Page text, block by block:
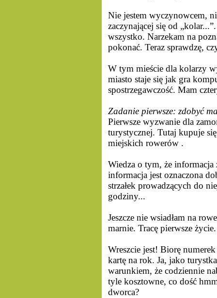
Nie jestem wyczynowcem,
zaczynającej się od
wszystko. Narzekam na
pokonać. Teraz sprawdzę,
W tym mieście dla kolarzy
miasto staje się jak gra
spostrzegawczość. Mam
Zadanie pierwsze: zdobyć
Pierwsze wyzwanie dla
turystycznej. Tutaj kupuje
miejskich rowerów .
Wiedza o tym, że informacja
informacja jest oznaczona
strzałek prowadzących do
godziny...
Jeszcze nie wsiadłam na
marnie. Tracę pierwsze życie.
Wreszcie jest! Biorę
kartę na rok. Ja, jako
warunkiem, że codziennie
tyle kosztowne, co dość
dworca?